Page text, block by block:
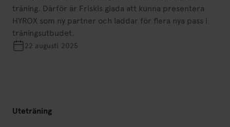
träning. Därför är Friskis glada att kunna presentera
HYROX som ny partner och laddar för flera nya pass i
träningsutbudet.
22 augusti 2025
Uteträning